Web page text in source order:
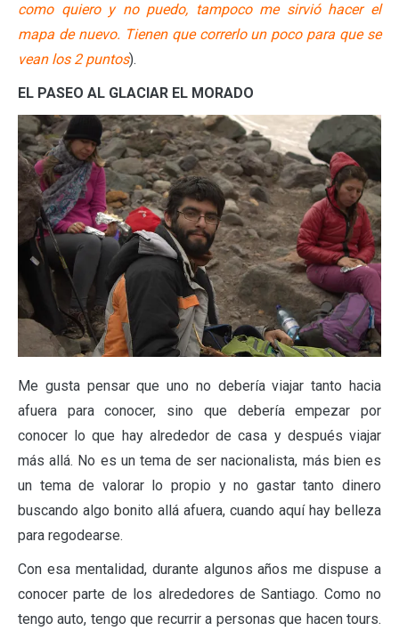
como quiero y no puedo, tampoco me sirvió hacer el
mapa de nuevo. Tienen que correrlo un poco para que se
vean los 2 puntos).
EL PASEO AL GLACIAR EL MORADO
Me gusta pensar que uno no debería viajar tanto hacia
afuera para conocer, sino que debería empezar por
conocer lo que hay alrededor de casa y después viajar
más allá. No es un tema de ser nacionalista, más bien es
un tema de valorar lo propio y no gastar tanto dinero
buscando algo bonito allá afuera, cuando aquí hay belleza
para regodearse.
Con esa mentalidad, durante algunos años me dispuse a
conocer parte de los alrededores de Santiago. Como no
tengo auto, tengo que recurrir a personas que hacen tours.